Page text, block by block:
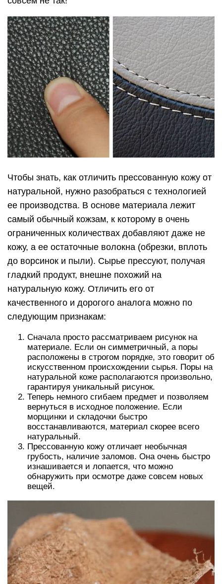
Чтобы знать, как отличить прессованную кожу от
натуральной, нужно разобраться с технологией
ее производства. В основе материала лежит
самый обычный кожзам, к которому в очень
ограниченных количествах добавляют даже не
кожу, а ее остаточные волокна (обрезки, вплоть
до ворсинок и пыли). Сырье прессуют, получая
гладкий продукт, внешне похожий на
натуральную кожу. Отличить его от
качественного и дорогого аналога можно по
следующим признакам:
Сначала просто рассматриваем рисунок на
материале. Если он симметричный, а поры
расположены в строгом порядке, это говорит об
искусственном происхождении сырья. Поры на
натуральной коже располагаются произвольно,
гарантируя уникальный рисунок.
Теперь немного сгибаем предмет и позволяем
вернуться в исходное положение. Если
морщинки и складочки быстро
восстанавливаются, материал скорее всего
натуральный.
Прессованную кожу отличает необычная
грубость, наличие заломов. Она очень быстро
изнашивается и лопается, что можно
обнаружить при осмотре даже совсем новых
вещей.